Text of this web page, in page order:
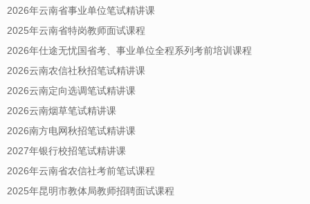
2026年云南省事业单位笔试精讲课
2025年云南省特岗教师面试课程
2026年仕途无忧国省考、事业单位全程系列考前培训课程
2026云南农信社秋招笔试精讲课
2026云南定向选调笔试精讲课
2026云南烟草笔试精讲课
2026南方电网秋招笔试精讲课
2027年银行校招笔试精讲课
2026年云南省农信社考前笔试课程
2025年昆明市教体局教师招聘面试课程